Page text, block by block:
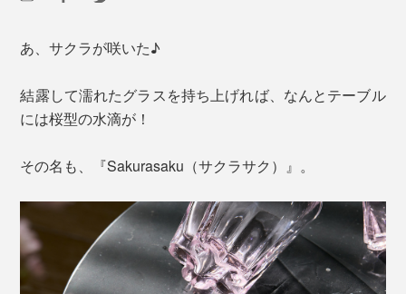
あ、サクラが咲いた♪
結露して濡れたグラスを持ち上げれば、なんとテーブル
には桜型の水滴が！
その名も、『Sakurasaku（サクラサク）』。